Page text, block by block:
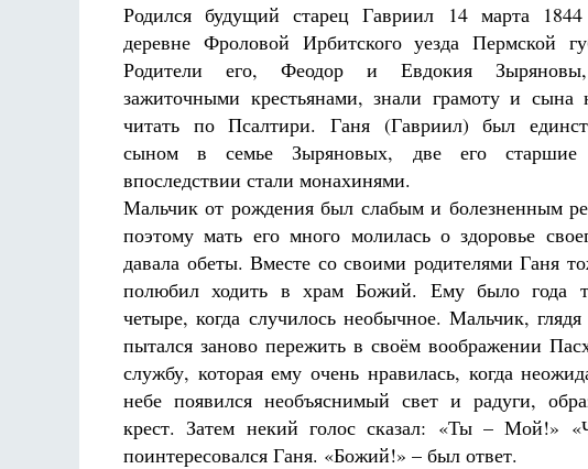
Родился будущий старец Гавриил 14 марта
деревне Фроловой Ирбитского уезда Пермской
Родители его, Феодор и Евдокия
зажиточными крестьянами, знали грамоту и сына
читать по Псалтири. Ганя (Гавриил) был
сыном в семье Зыряновых, две его старшие
впоследствии стали монахинями.
Мальчик от рождения был слабым и болезненным
поэтому мать его много молилась о здоровье
давала обеты. Вместе со своими родителями Ганя
полюбил ходить в храм Божий. Ему было года
четыре, когда случилось необычное. Мальчик,
пытался заново пережить в своём воображении
службу, которая ему очень нравилась, когда
небе появился необъяснимый свет и радуги,
крест. Затем некий голос сказал: «Ты – Мой!»
поинтересовался Ганя. «Божий!» – был ответ.
Как найти своё место в жизни
Кирилл Мурышев
Великомученик